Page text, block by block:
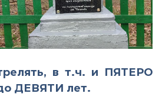
в т.ч. и ПЯТЕРО
ДЕВЯТИ лет.